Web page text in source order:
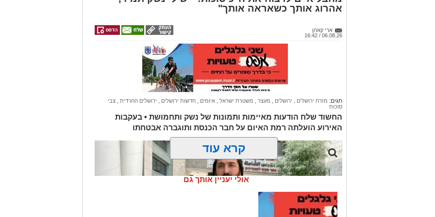
אהרוג אותך כשאראה אותך"
ארי קאהן
06.08.26 / 16:42
תגים: מזרח ירושלים ירושלים מעצר משטרת ישראל איומים חדשות ירושלים ירושלים החרדית
צבי
סוכות
החשוד שלח הודעות מאיימות ותמונות של נשק ותחמושת • בעקבות
האירוע הועלתה רמת האיום על חבר הכנסת ותוגברה אבטחתו
קרא עוד
אולי יעניין אותך גם